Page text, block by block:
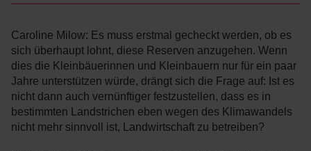
Caroline Milow: Es muss erstmal gecheckt werden, ob es
sich überhaupt lohnt, diese Reserven anzugehen. Wenn
dies die Kleinbäuerinnen und Kleinbauern nur für ein paar
Jahre unterstützen würde, drängt sich die Frage auf: Ist es
nicht dann auch vernünftiger festzustellen, dass es in
bestimmten Landstrichen eben wegen des Klimawandels
nicht mehr sinnvoll ist, Landwirtschaft zu betreiben?